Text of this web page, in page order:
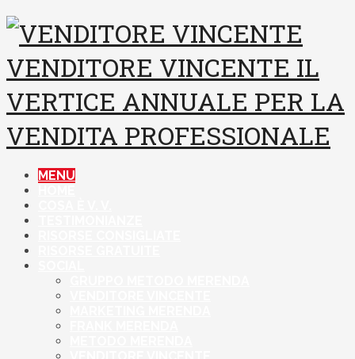
VENDITORE VINCENTE IL
VERTICE ANNUALE PER LA
VENDITA PROFESSIONALE
MENU